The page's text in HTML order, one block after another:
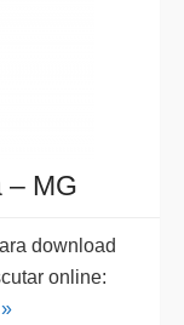
– MG
download
online: